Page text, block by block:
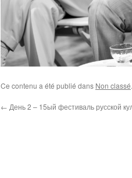
Ce contenu a été publié dans Non classé
← День 2 – 15ый фестиваль русской